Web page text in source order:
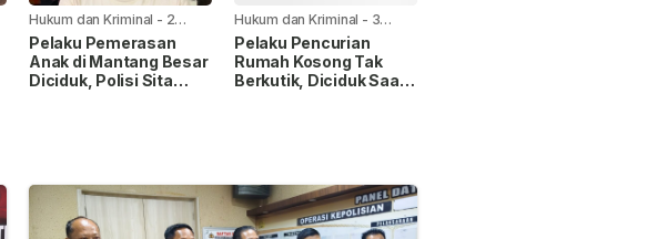
Hukum dan Kriminal - 2
minggu yang lalu
Pelaku Pemerasan
Anak di Mantang Besar
Diciduk, Polisi Sita
Hukum dan Kriminal - 3
minggu yang lalu
Pelaku Pencurian
Rumah Kosong Tak
Berkutik, Diciduk Saat